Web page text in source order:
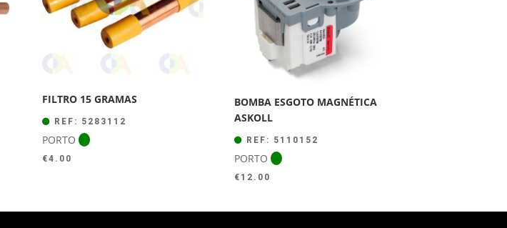
FILTRO 15 GRAMAS
REF: 5283112
PORTO
€4.00
BOMBA ESGOTO MAGNÉTICA
ASKOLL
REF: 5110152
PORTO
€ 12.00